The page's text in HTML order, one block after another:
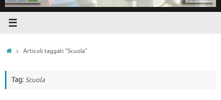
HomeArticoli taggati "Scuola"
Tag:Scuola